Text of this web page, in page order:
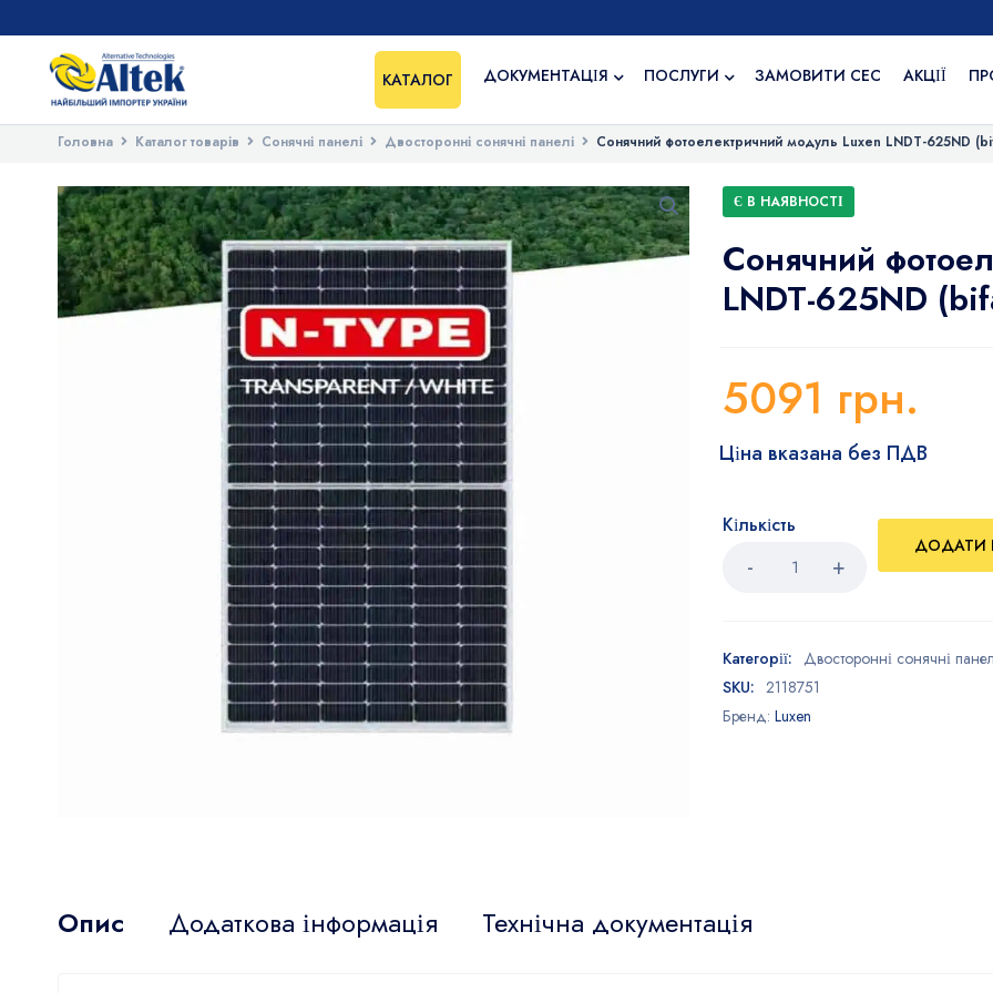
КАТАЛОГ ДОКУМЕНТАЦІЯ ПОСЛУГИ ЗАМОВИТИ СЕС АКЦІЇ
Головна Каталог товарів Сонячні панелі Двосторонні cонячні панелі Сонячний фотоелектричний модуль Luxen LNDT-625ND
Є В НАЯВНОСТІ
Сонячний
LNDT-625ND
5091 грн.
Ціна вказана без ПДВ
Кількість
ДОДАТИ
Категорії: Двосторонні cонячні
SKU: 2118751
Бренд:Luxen
Опис Додаткова інформація Технічна документація